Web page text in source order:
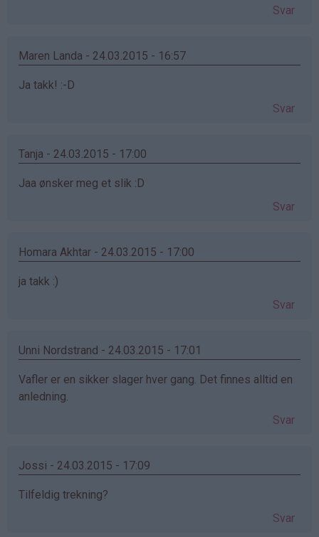
Svar
Maren Landa - 24.03.2015 - 16:57
Ja takk! :-D
Svar
Tanja - 24.03.2015 - 17:00
Jaa ønsker meg et slik :D
Svar
Homara Akhtar - 24.03.2015 - 17:00
ja takk :)
Svar
Unni Nordstrand - 24.03.2015 - 17:01
Vafler er en sikker slager hver gang. Det finnes alltid en
anledning.
Svar
Jossi - 24.03.2015 - 17:09
Tilfeldig trekning?
Svar